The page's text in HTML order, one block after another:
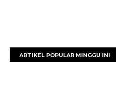
ARTIKEL POPULAR MINGGU INI